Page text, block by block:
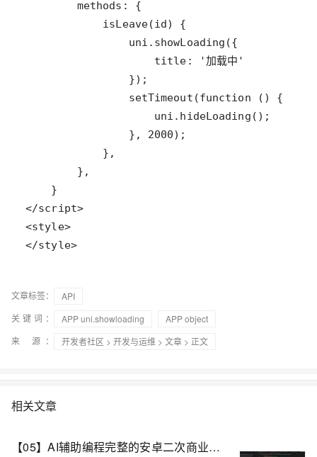
</script>
<style>
</style>
文章标签：
API
关键词：
APP uni.showloading
APP object
来 源：
开发者社区 > 开发与运维 > 文章 > 正文
相关文章
【05】AI辅助编程完整的安卓二次商业实战-消息页面媒体对象(Media Object)布局实战调整-按钮样式调整实践-优雅草伊凡